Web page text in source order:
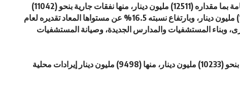
وقدر مشروع القانون إجمالي النفقات العامة بما مقداره (12511) مليون دينار، منها نفقات جارية بنحو (11042)
مليون دينار، ونفقات رأسمالية بنحو (1469) مليون دينار، وبارتفاع نسبته 16.5% عن مستواها المعاد تقديره لعام
وبناء المستشفيات والمدارس الجديدة، وصيانة المستشفيات
كما قدر مشروع القانون، الإيرادات العامة بنحو (10233) مليون دينار، منها (9498) مليون دينار إيرادات محلية